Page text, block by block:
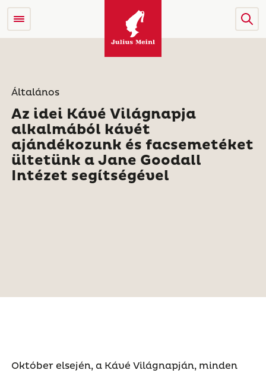
Általános
Az idei Kávé Világnapja
alkalmából kávét
ajándékozunk és facsemetéket
ültetünk a Jane Goodall
Intézet segítségével
Október elsején, a Kávé Világnapján, minden